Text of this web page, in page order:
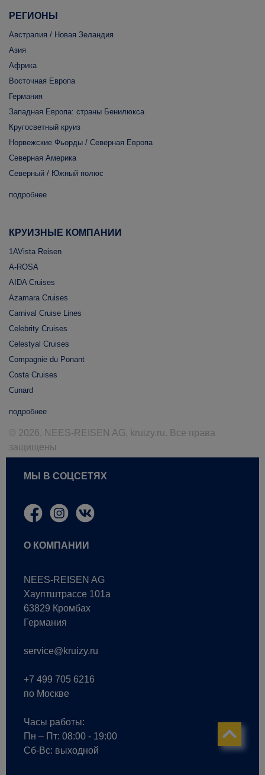
РЕГИОНЫ
Австралия / Новая Зеландия
Азия
Африка
Восточная Европа
Германия
Западная Европа: страны Бенилюкса
Кругосветный круиз
Норвежские Фьорды / Северная Европа
Северная Америка
Северный / Южный полюс
подробнее
КРУИЗНЫЕ КОМПАНИИ
1AVista Reisen
A-ROSA
AIDA Cruises
Azamara Cruises
Carnival Cruise Lines
Celebrity Cruises
Celestyal Cruises
Compagnie du Ponant
Costa Cruises
Cunard
подробнее
© 2026. NEES-REISEN AG, kruizy.ru. Все права
защищены
МЫ В СОЦСЕТЯХ
О КОМПАНИИ
NEES-REISEN AG
Хауптштрассе 101a
63829 Кромбах
Германия
service@kruizy.ru
+7 499 705 6216
по Москве
Часы работы:
Пн – Пт: 08:00 - 19:00
Сб-Вс: выходной